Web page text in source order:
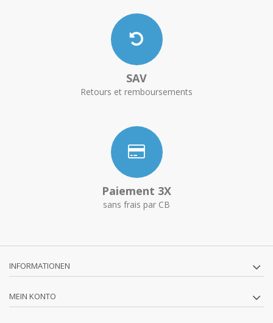
SAV
Retours et remboursements
Paiement 3X
sans frais par CB
INFORMATIONEN
MEIN KONTO